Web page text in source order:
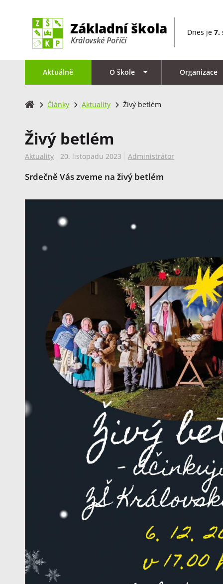
Dnes je 7.
Aktuálně O škole Organizace
Články Aktuality Živý betlém
Živý betlém
Aktuality 20. listopadu 2023 Administrátor
Srdečně Vás zveme na živý betlém